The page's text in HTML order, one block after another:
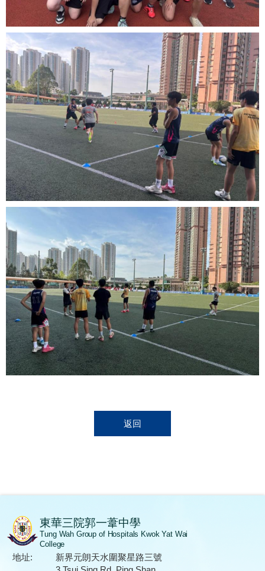
返回
東華三院郭一葦中學
Tung Wah Group of Hospitals Kwok Yat Wai
College
地址:
新界元朗天水圍聚星路三號